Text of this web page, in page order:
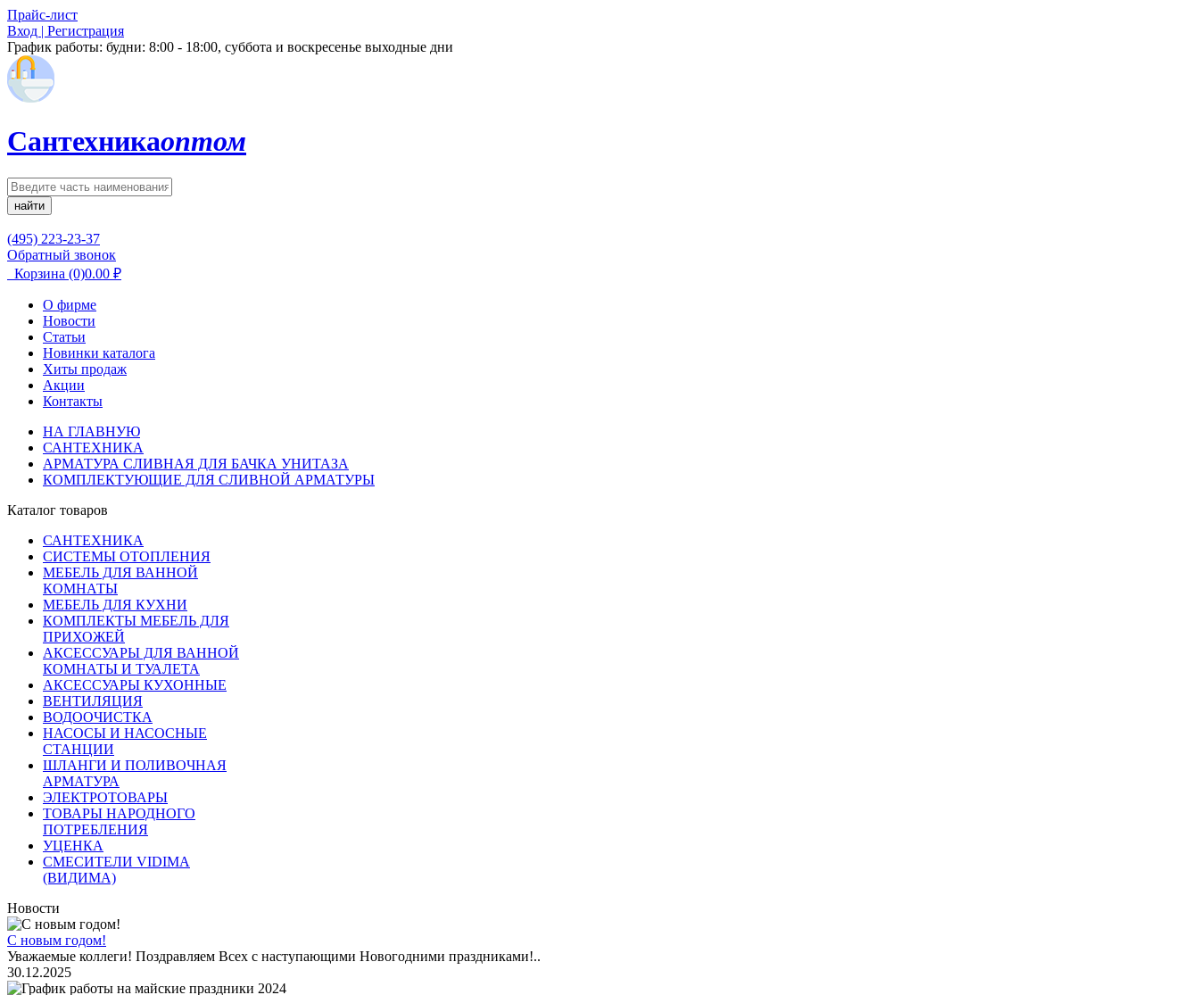
Прайс-лист
Вход | Регистрация
График работы: будни: 8:00 - 18:00, суббота и воскресенье выходные дни
Сантехникаоптом
найти
(495) 223-23-37
Обратный звонок
Корзина (0)0.00 ₽
О фирме
Новости
Статьи
Новинки каталога
Хиты продаж
Акции
Контакты
НА ГЛАВНУЮ
САНТЕХНИКА
АРМАТУРА СЛИВНАЯ ДЛЯ БАЧКА УНИТАЗА
КОМПЛЕКТУЮЩИЕ ДЛЯ СЛИВНОЙ АРМАТУРЫ
Каталог товаров
САНТЕХНИКА
СИСТЕМЫ ОТОПЛЕНИЯ
МЕБЕЛЬ ДЛЯ ВАННОЙ
КОМНАТЫ
МЕБЕЛЬ ДЛЯ КУХНИ
КОМПЛЕКТЫ МЕБЕЛЬ ДЛЯ
ПРИХОЖЕЙ
АКСЕССУАРЫ ДЛЯ ВАННОЙ
КОМНАТЫ И ТУАЛЕТА
АКСЕССУАРЫ КУХОННЫЕ
ВЕНТИЛЯЦИЯ
ВОДООЧИСТКА
НАСОСЫ И НАСОСНЫЕ
СТАНЦИИ
ШЛАНГИ И ПОЛИВОЧНАЯ
АРМАТУРА
ЭЛЕКТРОТОВАРЫ
ТОВАРЫ НАРОДНОГО
ПОТРЕБЛЕНИЯ
УЦЕНКА
СМЕСИТЕЛИ VIDIMA
(ВИДИМА)
Новости
С новым годом!
Уважаемые коллеги! Поздравляем Всех с наступающими Новогодними праздниками!..
30.12.2025